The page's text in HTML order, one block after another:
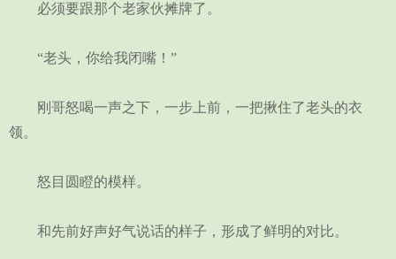
必须要跟那个老家伙摊牌了。
“老头，你给我闭嘴！”
刚哥怒喝一声之下，一步上前，一把揪住了老头的衣
领。
怒目圆瞪的模样。
和先前好声好气说话的样子，形成了鲜明的对比。